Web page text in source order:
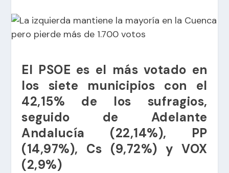
El PSOE es el más votado en
los siete municipios con el
42,15% de los sufragios,
seguido de Adelante
Andalucía (22,14%), PP
(14,97%), Cs (9,72%) y VOX
(2,9%)